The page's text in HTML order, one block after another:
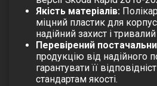
Якість матеріалів:
міцний пластик для
надійний захист і
Перевірений
продукцію від надійного
гарантувати її
стандартам якості.